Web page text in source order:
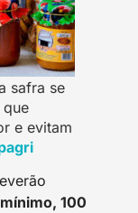
safra se
e evitam
100